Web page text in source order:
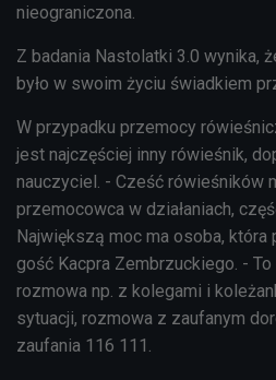
nieograniczona.
Z badania Nastolatki 3.0 wynika,
było w swoim życiu świadkiem
W przypadku przemocy
jest najczęściej inny rówieśnik,
nauczyciel. - Cześć rówieśników
przemocowca w działaniach,
Największą moc ma osoba, która
gość Kacpra Zembrzuckiego. -
rozmowa np. z kolegami i
sytuacji, rozmowa z zaufanym
zaufania 116 111.